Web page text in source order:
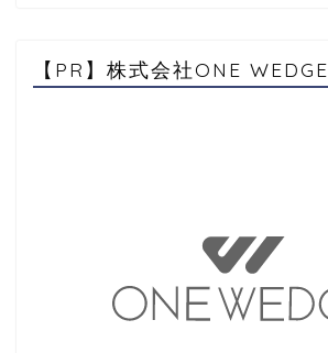
【PR】株式会社ONE WEDGE